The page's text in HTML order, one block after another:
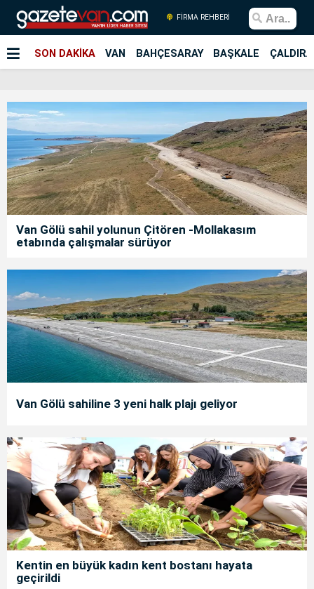
FİRMA REHBERİ
SON DAKİKA VAN BAHÇESARAY BAŞKALE
Van Gölü sahil yolunun Çitören -Mollakasım
etabında çalışmalar sürüyor
Van Gölü sahiline 3 yeni halk plajı geliyor
Kentin en büyük kadın kent bostanı hayata
geçirildi